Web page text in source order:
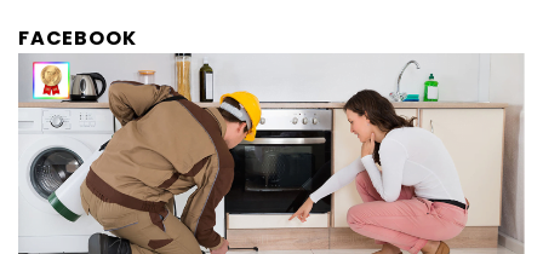
FACEBOOK